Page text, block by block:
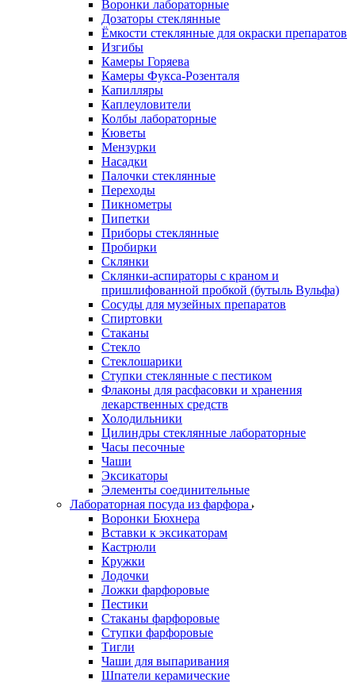
Воронки лабораторные
Дозаторы стеклянные
Ёмкости стеклянные для окраски препаратов
Изгибы
Камеры Горяева
Камеры Фукса-Розенталя
Капилляры
Каплеуловители
Колбы лабораторные
Кюветы
Мензурки
Насадки
Палочки стеклянные
Переходы
Пикнометры
Пипетки
Приборы стеклянные
Пробирки
Склянки
Склянки-аспираторы с краном и
пришлифованной пробкой (бутыль Вульфа)
Сосуды для музейных препаратов
Спиртовки
Стаканы
Стекло
Стеклошарики
Ступки стеклянные с пестиком
Флаконы для расфасовки и хранения
лекарственных средств
Холодильники
Цилиндры стеклянные лабораторные
Часы песочные
Чаши
Эксикаторы
Элементы соединительные
Лабораторная посуда из фарфора
Воронки Бюхнера
Вставки к эксикаторам
Кастрюли
Кружки
Лодочки
Ложки фарфоровые
Пестики
Стаканы фарфоровые
Ступки фарфоровые
Тигли
Чаши для выпаривания
Шпатели керамические